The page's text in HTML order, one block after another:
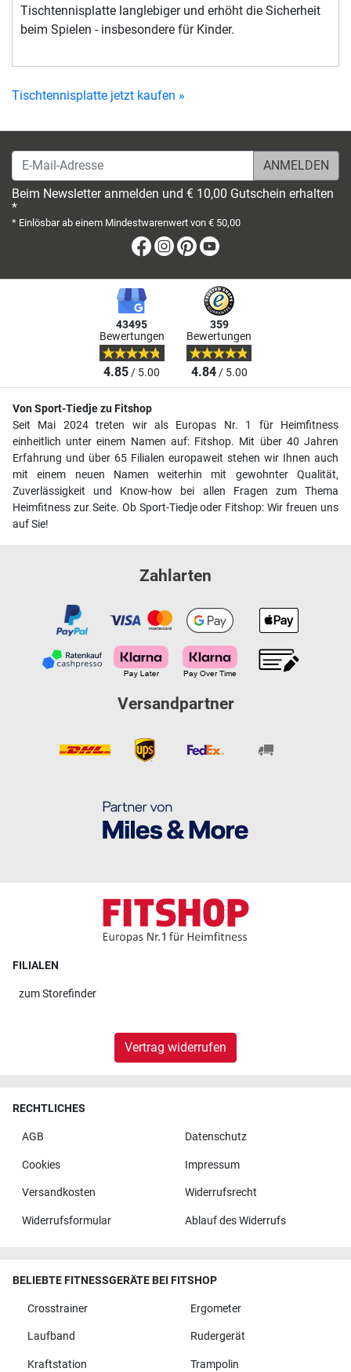
Tischtennisplatte langlebiger und erhöht die Sicherheit
beim Spielen - insbesondere für Kinder.
Tischtennisplatte jetzt kaufen »
E-Mail-Adresse
Beim Newsletter anmelden und € 10,00 Gutschein erhalten
*
* Einlösbar ab einem Mindestwarenwert von € 50,00
Facebook
Instagram
Pinterest
43495
Bewertungen
4.85/ 5.00
359
Bewertungen
4.84/ 5.00
Von Sport-Tiedje zu Fitshop
Seit Mai 2024 treten wir als Europas Nr. 1 für Heimfitness
einheitlich unter einem Namen auf: Fitshop. Mit über 40 Jahren
Erfahrung und über 65 Filialen europaweit stehen wir Ihnen auch
mit einem neuen Namen weiterhin mit gewohnter Qualität,
Zuverlässigkeit und Know-how bei allen Fragen zum Thema
Heimfitness zur Seite. Ob Sport-Tiedje oder Fitshop: Wir freuen uns
auf Sie!
Zahlarten
Versandpartner
FILIALEN
zumStorefinder
Vertrag widerrufen
RECHTLICHES
AGB Datenschutz
Cookies Impressum
Versandkosten Widerrufsrecht
Widerrufsformular Ablauf des Widerrufs
BELIEBTE FITNESSGERÄTE BEI FITSHOP
Crosstrainer Ergometer
Laufband Rudergerät
Kraftstation Trampolin